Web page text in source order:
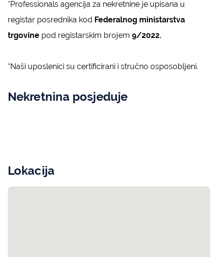
*Professionals agencija za nekretnine je upisana u
registar posrednika kod Federalnog ministarstva
trgovine pod registarskim brojem 9/2022.
*Naši uposlenici su certificirani i stručno osposobljeni.
Nekretnina posjeduje
Lokacija